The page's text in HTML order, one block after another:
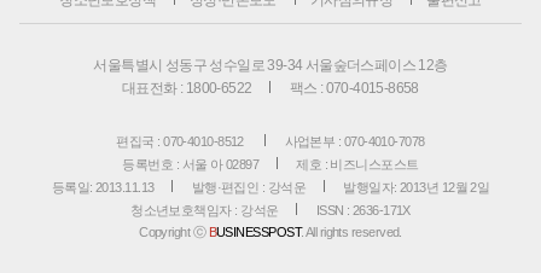
서울특별시 성동구 성수일로 39-34 서울숲더스페이스 12층
대표전화 : 1800-6522
팩스 : 070-4015-8658
편집국 : 070-4010-8512
사업본부 : 070-4010-7078
등록번호 : 서울 아 02897
제호 : 비즈니스포스트
등록일: 2013.11.13
발행·편집인 : 강석운
발행일자: 2013년 12월 2일
청소년보호책임자 : 강석운
ISSN : 2636-171X
Copyright ⓒ BUSINESSPOST. All rights reserved.